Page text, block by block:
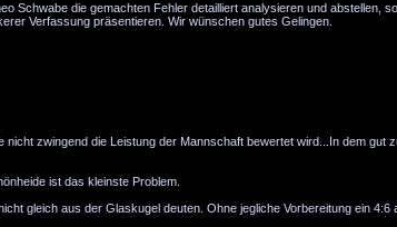
Schwabe die gemachten Fehler detailliert analysieren und abstellen,
Verfassung präsentieren. Wir wünschen gutes Gelingen.
zwingend die Leistung der Mannschaft bewertet wird...In dem gut
ist das kleinste Problem.
gleich aus der Glaskugel deuten. Ohne jegliche Vorbereitung ein 4:6